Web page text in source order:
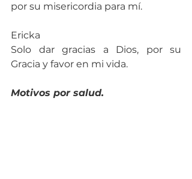
por su misericordia para mí.
Ericka
Solo dar gracias a Dios, por su
Gracia y favor en mi vida.
Motivos por salud.